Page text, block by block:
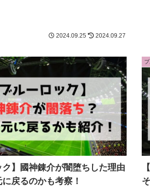
2024.09.25 2024.09.27
ク】國神錬介が闇堕ちした理由
戻るのかも考察！